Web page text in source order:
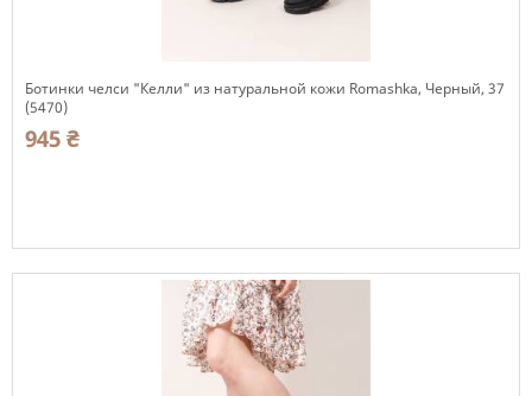
Ботинки челси "Келли" из натуральной кожи Romashka, Черный, 37
(5470)
945 ₴